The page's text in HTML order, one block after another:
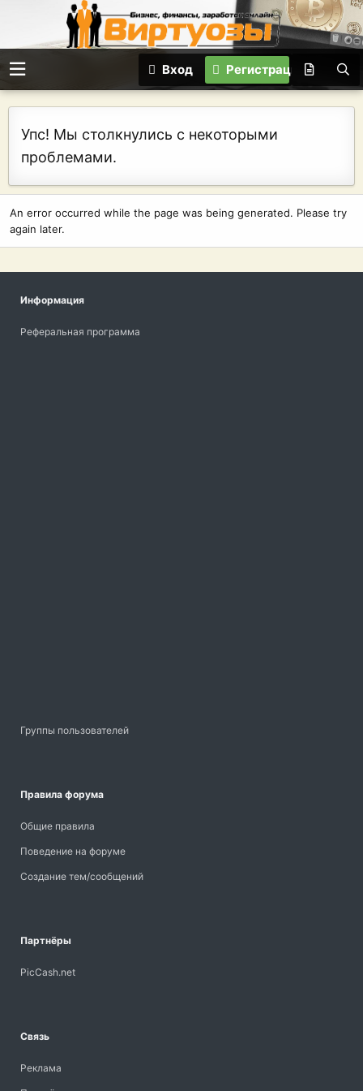
Вход Регистрация
Упс! Мы столкнулись с некоторыми
проблемами.
An error occurred while the page was being generated. Please try
again later.
Информация
Реферальная программа
Группы пользователей
Правила форума
Общие правила
Поведение на форуме
Создание тем/сообщений
Партнёры
PicCash.net
Связь
Реклама